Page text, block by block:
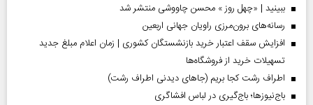
ببینید | «چهل روز » محسن چاووشی منتشر شد
رسانه‌های برون‌مرزی راویان جهانی اربعین
افزایش سقف اعتبار خرید بازنشستگان کشوری | زمان اعلام مبلغ جدید
تسهیلات خرید از فروشگاه‌ها
اطراف رشت کجا بریم (جاهای دیدنی اطراف رشت)
باج‌نیوزها؛ باج‌گیری در لباس افشاگری